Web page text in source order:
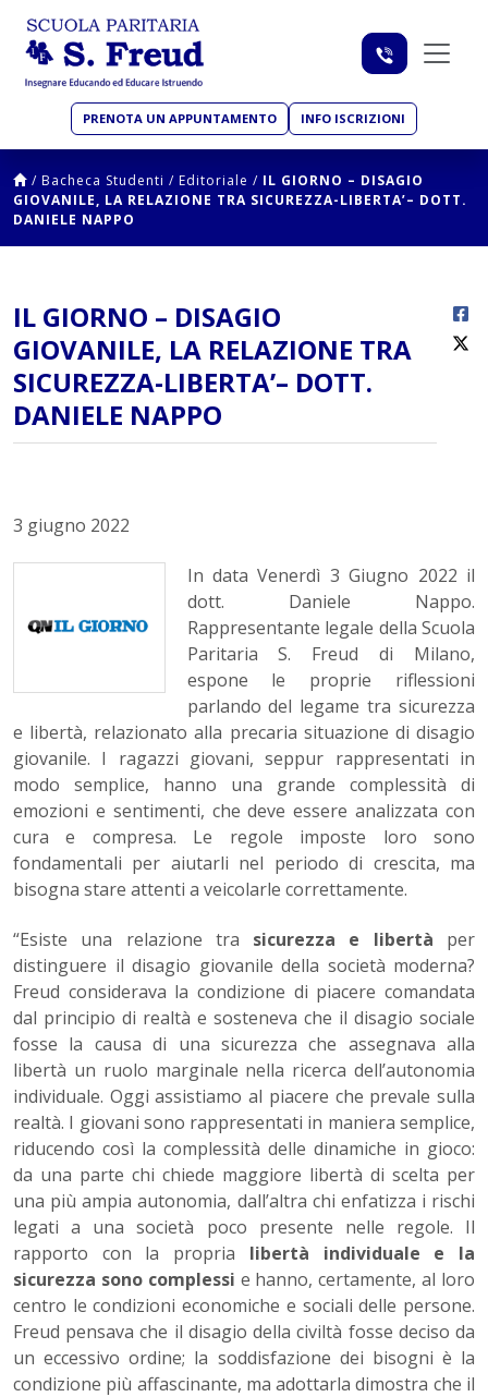
PRENOTA UN APPUNTAMENTO INFO ISCRIZIONI
/ Bacheca Studenti / Editoriale / IL GIORNO – DISAGIO
GIOVANILE, LA RELAZIONE TRA SICUREZZA-LIBERTA’– DOTT.
DANIELE NAPPO
IL GIORNO – DISAGIO
GIOVANILE, LA RELAZIONE TRA
SICUREZZA-LIBERTA’– DOTT.
DANIELE NAPPO
3 giugno 2022
In data Venerdì 3 Giugno 2022 il
dott. Daniele Nappo.
Rappresentante legale della Scuola
Paritaria S. Freud di Milano,
espone le proprie riflessioni
parlando del legame tra sicurezza
e libertà, relazionato alla precaria situazione di disagio
giovanile. I ragazzi giovani, seppur rappresentati in
modo semplice, hanno una grande complessità di
emozioni e sentimenti, che deve essere analizzata con
cura e compresa. Le regole imposte loro sono
fondamentali per aiutarli nel periodo di crescita, ma
bisogna stare attenti a veicolarle correttamente.
“Esiste una relazione tra sicurezza e libertà per
distinguere il disagio giovanile della società moderna?
Freud considerava la condizione di piacere comandata
dal principio di realtà e sosteneva che il disagio sociale
fosse la causa di una sicurezza che assegnava alla
libertà un ruolo marginale nella ricerca dell’autonomia
individuale. Oggi assistiamo al piacere che prevale sulla
realtà. I giovani sono rappresentati in maniera semplice,
riducendo così la complessità delle dinamiche in gioco:
da una parte chi chiede maggiore libertà di scelta per
una più ampia autonomia, dall’altra chi enfatizza i rischi
legati a una società poco presente nelle regole. Il
rapporto con la propria libertà individuale e la
sicurezza sono complessi e hanno, certamente, al loro
centro le condizioni economiche e sociali delle persone.
Freud pensava che il disagio della civiltà fosse deciso da
un eccessivo ordine; la soddisfazione dei bisogni è la
condizione più affascinante, ma adottarla dimostra che il